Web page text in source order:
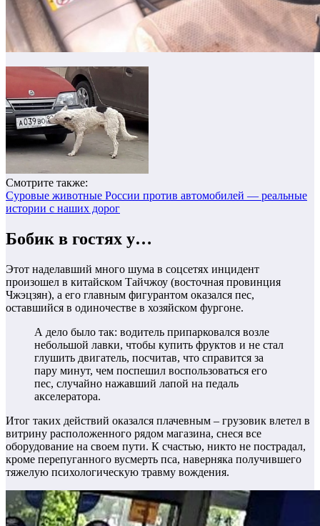
Смотрите также:
Суровые животные России против автомобилей — реальные
истории с наших дорог
Бобик в гостях у…
Этот наделавший много шума в соцсетях инцидент
произошел в китайском Тайчжоу (восточная провинция
Чжэцзян), а его главным фигурантом оказался пес,
оставшийся в одиночестве в хозяйском фургоне.
А дело было так: водитель припарковался возле
небольшой лавки, чтобы купить фруктов и не стал
глушить двигатель, посчитав, что справится за
пару минут, чем поспешил воспользоваться его
пес, случайно нажавший лапой на педаль
акселератора.
Итог таких действий оказался плачевным – грузовик влетел в
витрину расположенного рядом магазина, снеся все
оборудование на своем пути. К счастью, никто не пострадал,
кроме перепуганного вусмерть пса, наверняка получившего
тяжелую психологическую травму вождения.